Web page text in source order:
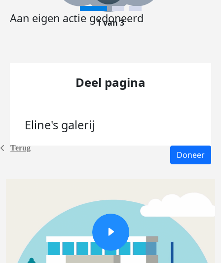
Terug
Aan eigen actie gedoneerd
1 van 3
Deel pagina
Eline's galerij
Doneer